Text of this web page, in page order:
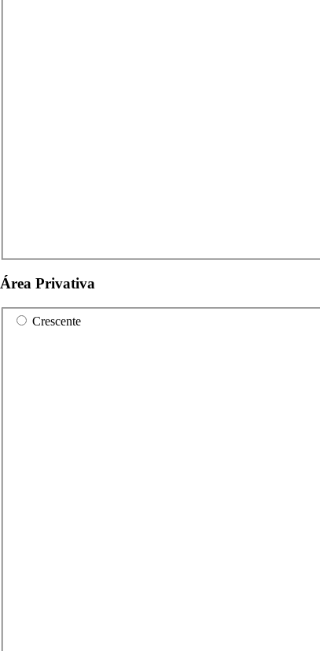
Área Privativa
Crescente